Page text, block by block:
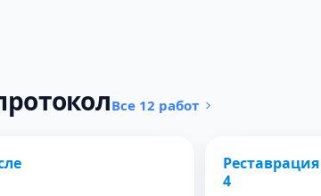
Все 12 работ
ДО
4